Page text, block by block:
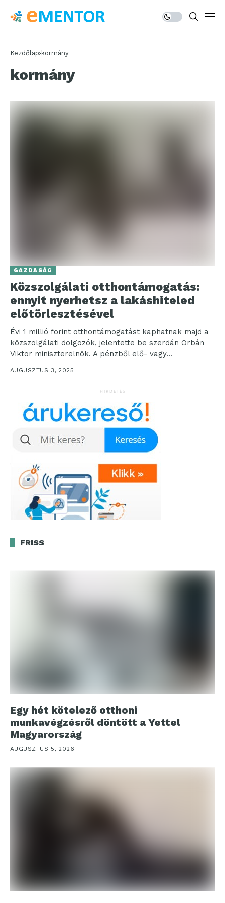
Kezdőlap kormány
kormány
GAZDASÁG
Közszolgálati otthontámogatás:
ennyit nyerhetsz a lakáshiteled
előtörlesztésével
Évi 1 millió forint otthontámogatást kaphatnak majd a
közszolgálati dolgozók, jelentette be szerdán Orbán
Viktor miniszterelnök. A pénzből elő- vagy
AUGUSZTUS 3, 2025
HIRDETÉS
FRISS
Egy hét kötelező otthoni
munkavégzésről döntött a Yettel
Magyarország
AUGUSZTUS 5, 2026